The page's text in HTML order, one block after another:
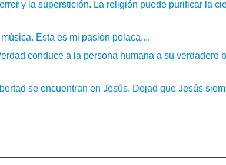
y la superstición. La religión puede purificar la
Esta es mi pasión polaca....
conduce a la persona humana a su verdadero
se encuentran en Jesús. Dejad que Jesús